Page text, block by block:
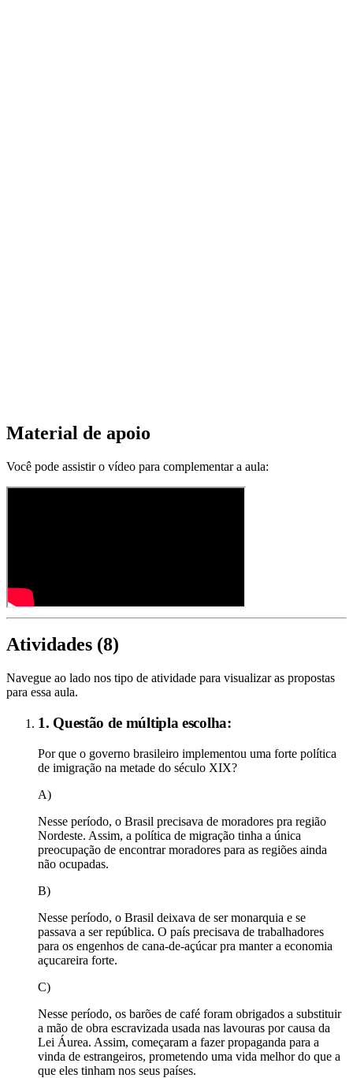
Material de apoio
Você pode assistir o vídeo para complementar a aula:
Atividades (8)
Navegue ao lado nos tipo de atividade para visualizar as propostas
para essa aula.
1. Questão de múltipla escolha:
Por que o governo brasileiro implementou uma forte política
de imigração na metade do século XIX?
A)
Nesse período, o Brasil precisava de moradores pra região
Nordeste. Assim, a política de migração tinha a única
preocupação de encontrar moradores para as regiões ainda
não ocupadas.
B)
Nesse período, o Brasil deixava de ser monarquia e se
passava a ser república. O país precisava de trabalhadores
para os engenhos de cana-de-açúcar pra manter a economia
açucareira forte.
C)
Nesse período, os barões de café foram obrigados a substituir
a mão de obra escravizada usada nas lavouras por causa da
Lei Áurea. Assim, começaram a fazer propaganda para a
vinda de estrangeiros, prometendo uma vida melhor do que a
que eles tinham nos seus países.